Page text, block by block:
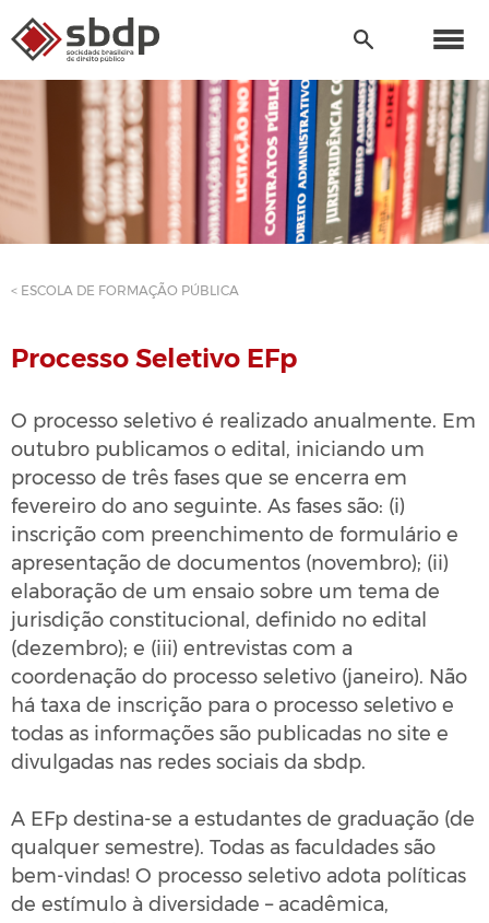
< ESCOLA DE FORMAÇÃO PÚBLICA
Processo Seletivo EFp
O processo seletivo é realizado anualmente. Em
outubro publicamos o edital, iniciando um
processo de três fases que se encerra em
fevereiro do ano seguinte. As fases são: (i)
inscrição com preenchimento de formulário e
apresentação de documentos (novembro); (ii)
elaboração de um ensaio sobre um tema de
jurisdição constitucional, definido no edital
(dezembro); e (iii) entrevistas com a
coordenação do processo seletivo (janeiro). Não
há taxa de inscrição para o processo seletivo e
todas as informações são publicadas no site e
divulgadas nas redes sociais da sbdp.
A EFp destina-se a estudantes de graduação (de
qualquer semestre). Todas as faculdades são
bem-vindas! O processo seletivo adota políticas
de estímulo à diversidade – acadêmica,